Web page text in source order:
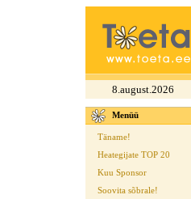
8.august.2026
Menüü
Täname!
Heategijate TOP 20
Kuu Sponsor
Soovita sõbrale!